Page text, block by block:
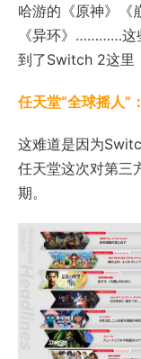
哈游的《原神》《
《异环》…………这
到了Switch 2这里
任天堂“全球摇人”
这难道是因为
任天堂这次对第三
期。